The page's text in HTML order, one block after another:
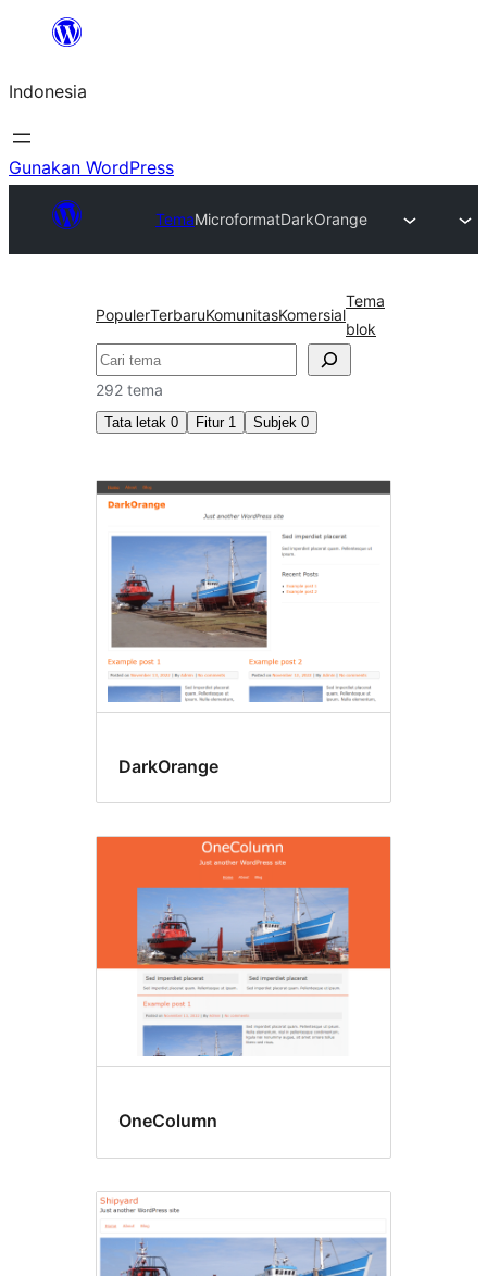
Lewati
konten
Indonesia
Gunakan WordPress
TemaMicroformatDarkOrange
PopulerTerbaruKomunitasKomersial
Tema
blok
Cari
292 tema
Tata letak 0 Fitur 1 Subjek 0
Microformat
DarkOrange
OneColumn